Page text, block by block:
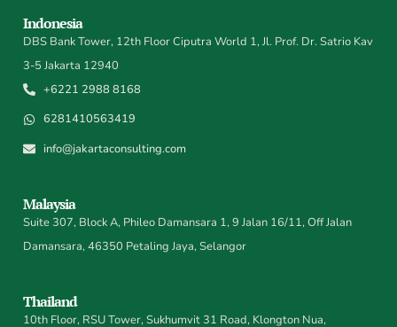
Indonesia
DBS Bank Tower, 12th Floor Ciputra World 1, Jl. Prof. Dr. Satrio Kav
3-5 Jakarta 12940
+6221 2988 8168
6281410563419
info@jakartaconsulting.com
Malaysia
Suite 307, Block A, Phileo Damansara 1, 9 Jalan 16/11, Off Jalan
Damansara, 46350 Petaling Jaya, Selangor
Thailand
10th Floor, RSU Tower, Sukhumvit 31 Road, Klongton Nua,